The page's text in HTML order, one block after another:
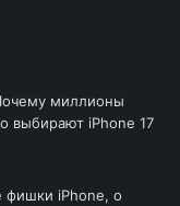
миллионы
выбирают iPhone 17
фишки iPhone, о